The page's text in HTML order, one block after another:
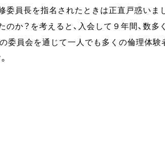
委員長を指名されたときは正直戸惑いまし
か？を考えると、入会して９年間、数多
委員会を通じて一人でも多くの倫理体験